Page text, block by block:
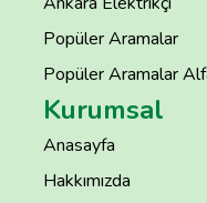
Popüler Aramalar
Popüler Aramalar
Kurumsal
Anasayfa
Hakkımızda